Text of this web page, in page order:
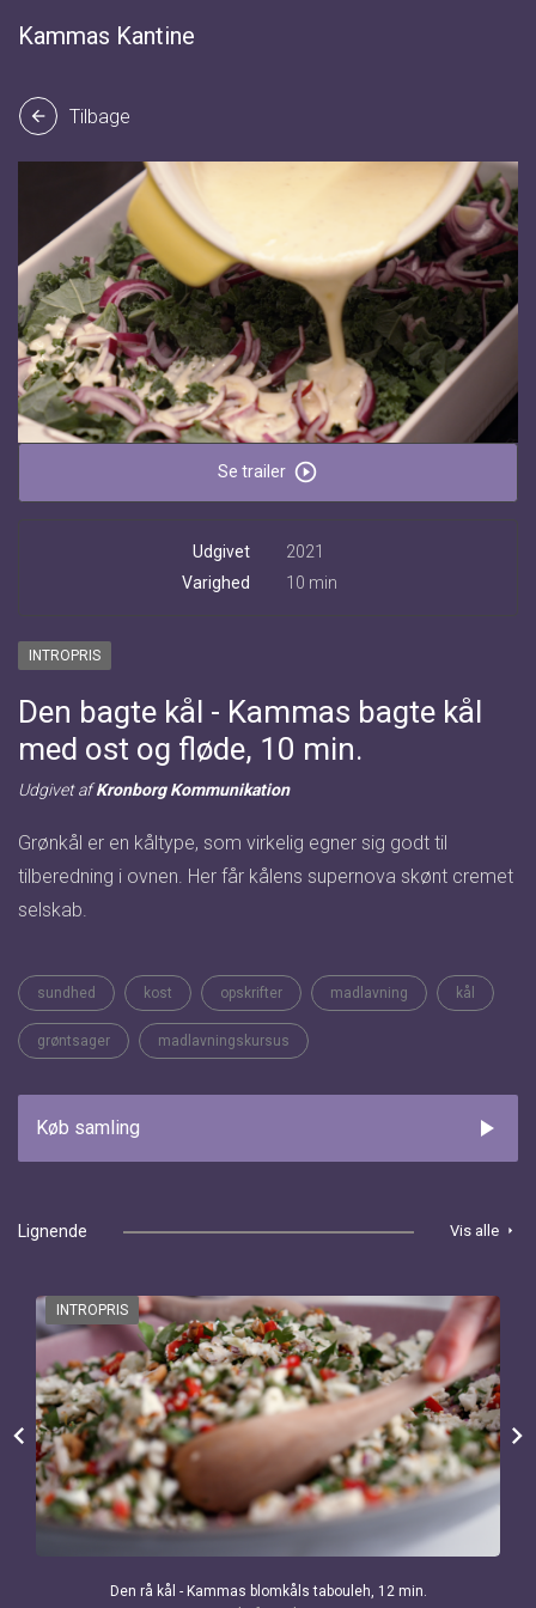
Kammas Kantine
arrow_back Tilbage
Se trailer play_circle_outline
Udgivet
2021
Varighed
10 min
INTROPRIS
Den bagte kål - Kammas bagte kål
med ost og fløde, 10 min.
Udgivet afKronborg Kommunikation
Grønkål er en kåltype, som virkelig egner sig godt til
tilberedning i ovnen. Her får kålens supernova skønt cremet
selskab.
sundhed kost opskrifter madlavning kål
grøntsager madlavningskursus
Køb samling play_arrow
Lignende Vis alle arrow_right
chevron_left
INTROPRIS
Den rå kål - Kammas blomkåls tabouleh, 12 min.
chevron_right